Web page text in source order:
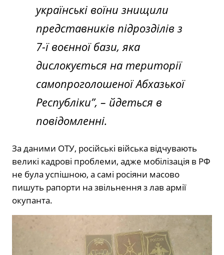
українські воїни знищили
представників підрозділів з
7-ї воєнної бази, яка
дислокується на території
самопроголошеної Абхазької
Республіки”, – йдеться в
повідомленні.
За даними ОТУ, російські війська відчувають
великі кадрові проблеми, адже мобілізація в РФ
не була успішною, а самі росіяни масово
пишуть рапорти на звільнення з лав армії
окупанта.